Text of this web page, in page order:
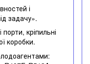
і
задачу».
кріпильні
коробки.